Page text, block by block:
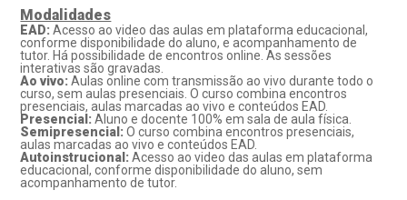
Modalidades
EAD:Acesso ao video das aulas em plataforma educacional,
conforme disponibilidade do aluno, e acompanhamento de
tutor. Há possibilidade de encontros online. As sessões
interativas são gravadas.
Ao vivo: Aulas online com transmissão ao vivo durante todo o
curso, sem aulas presenciais. O curso combina encontros
presenciais, aulas marcadas ao vivo e conteúdos EAD.
Presencial:Aluno e docente 100% em sala de aula física.
Semipresencial:O curso combina encontros presenciais,
aulas marcadas ao vivo e conteúdos EAD.
Autoinstrucional:Acesso ao video das aulas em plataforma
educacional, conforme disponibilidade do aluno, sem
acompanhamento de tutor.